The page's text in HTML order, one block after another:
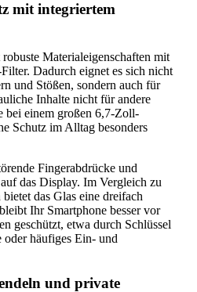
mit integriertem
Materialeigenschaften mit
Dadurch eignet es sich nicht
und Stößen, sondern auch für
Inhalte nicht für andere
bei einem großen 6,7-Zoll-
Schutz im Alltag besonders
Fingerabdrücke und
das Display. Im Vergleich zu
das Glas eine dreifach
Ihr Smartphone besser vor
geschützt, etwa durch Schlüssel
oder häufiges Ein- und
und private